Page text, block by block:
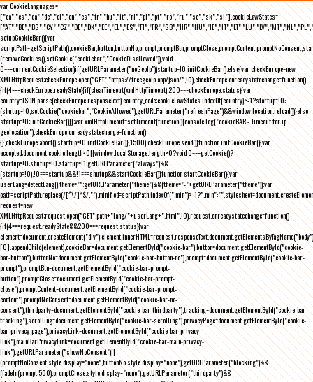
var CookieLanguages=
["ca","cs","da","de","el","en","es","fr","hu","it","nl","pl","pt","ro","ru","se","sk","sl"],cookieLawStates=
setupCookieBar(){var
(removeCookies(),setCookie("cookiebar","CookieDisallowed")),void
0===currentCookieSelection)if(getURLParameter("noGeoIp"))startup=!0,initCookieBar();else{var checkEurope=new
XMLHttpRequest;checkEurope.open("GET","https://freegeoip.app/json/",!0),checkEurope.onreadystatechange=function()
{if(4===checkEurope.readyState){if(clearTimeout(xmlHttpTimeout),200===checkEurope.status){var
country=JSON.parse(checkEurope.responseText).country_code;cookieLawStates.indexOf(country)>-1?startup=!0:
(shutup=!0,setCookie("cookiebar","CookieAllowed"),getURLParameter("refreshPage")&&window.location.reload())}else
startup=!0;initCookieBar()}};var xmlHttpTimeout=setTimeout(function(){console.log("cookieBAR - Timeout for ip
geolocation"),checkEurope.onreadystatechange=function()
{},checkEurope.abort(),startup=!0,initCookieBar()},1500);checkEurope.send()}function initCookieBar(){var
accepted;document.cookie.length>0||window.localStorage.length>0?void 0===getCookie()?
startup=!0:shutup=!0:startup=!1;getURLParameter("always")&&
(startup=!0),!0===startup&&!1===shutup&&startCookieBar()}function startCookieBar(){var
userLang=detectLang(),theme="";getURLParameter("theme")&&(theme="-"+getURLParameter("theme"));var
path=scriptPath.replace(/[^\/]*$/,""),minified=scriptPath.indexOf(".min")>-
request=new
XMLHttpRequest;request.open("GET",path+"lang/"+userLang+".html",!0),request.onreadystatechange=function()
{if(4===request.readyState&&200===request.status){var
element=document.createElement("div");element.innerHTML=request.responseText,document.getElementsByTagName("body")
[0].appendChild(element),cookieBar=document.getElementById("cookie-bar"),button=document.getElementById("cookie-
bar-button"),buttonNo=document.getElementById("cookie-bar-button-no"),prompt=document.getElementById("cookie-bar-
prompt"),promptBtn=document.getElementById("cookie-bar-prompt-
button"),promptClose=document.getElementById("cookie-bar-prompt-
close"),promptContent=document.getElementById("cookie-bar-prompt-
content"),promptNoConsent=document.getElementById("cookie-bar-no-
consent"),thirdparty=document.getElementById("cookie-bar-thirdparty"),tracking=document.getElementById("cookie-bar-
tracking"),scrolling=document.getElementById("cookie-bar-scrolling"),privacyPage=document.getElementById("cookie-
bar-privacy-page"),privacyLink=document.getElementById("cookie-bar-privacy-
link"),mainBarPrivacyLink=document.getElementById("cookie-bar-main-privacy-
link"),getURLParameter("showNoConsent")||
(promptNoConsent.style.display="none",buttonNo.style.display="none"),getURLParameter("blocking")&&
(fadeIn(prompt,500),promptClose.style.display="none"),getURLParameter("thirdparty")&&